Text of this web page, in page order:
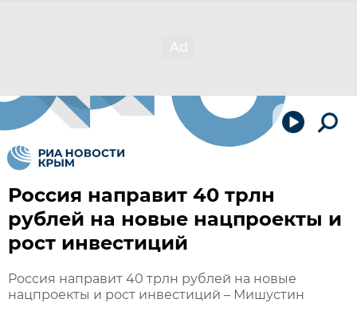
Россия направит 40 трлн
рублей на новые нацпроекты и
рост инвестиций
Россия направит 40 трлн рублей на новые
нацпроекты и рост инвестиций – Мишустин